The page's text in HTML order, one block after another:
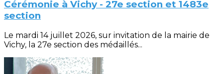
Cérémonie à Vichy - 27e section et 1483e
section
Le mardi 14 juillet 2026, sur invitation de la mairie de
Vichy, la 27e section des médaillés...